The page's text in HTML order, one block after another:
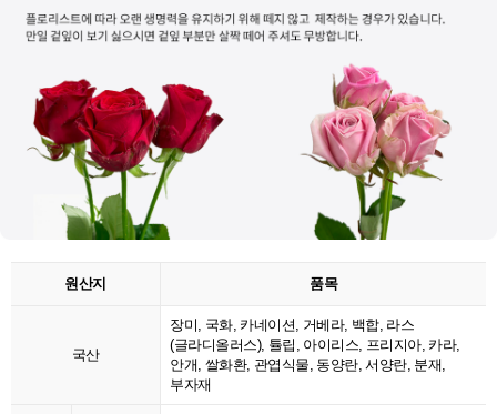
원산지 품목
국산
장미, 국화, 카네이션, 거베라, 백합, 라스
(글라디올러스), 튤립, 아이리스, 프리지아, 카라,
안개, 쌀화환, 관엽식물, 동양란, 서양란, 분재,
부자재